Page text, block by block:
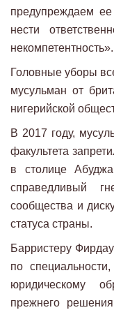
предупреждаем
нести
некомпетентность».
Головные уборы
мусульман от
нигерийской
В 2017 году,
факультета
в столице
справедливый
сообщества и
статуса страны.
Барристеру
по
юридическому
прежнего